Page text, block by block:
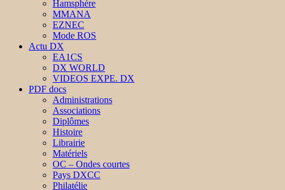
Hamsphère
MMANA
EZNEC
Mode ROS
Actu DX
EA1CS
DX WORLD
VIDEOS EXPE. DX
PDF docs
Administrations
Associations
Diplômes
Histoire
Librairie
Matériels
OC – Ondes courtes
Pays DXCC
Philatélie